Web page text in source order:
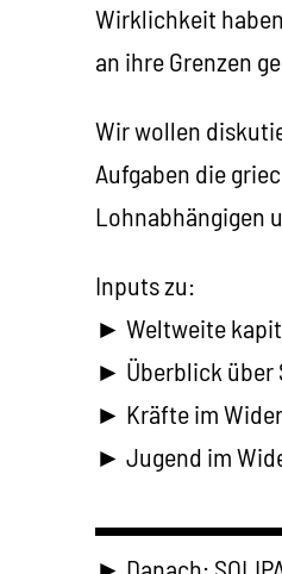
Wirklichkeit
an ihre Grenzen
Wir wollen
Aufgaben die
Lohnabhängigen
Inputs zu:
► Weltweite
► Überblick über
► Kräfte im
► Jugend im